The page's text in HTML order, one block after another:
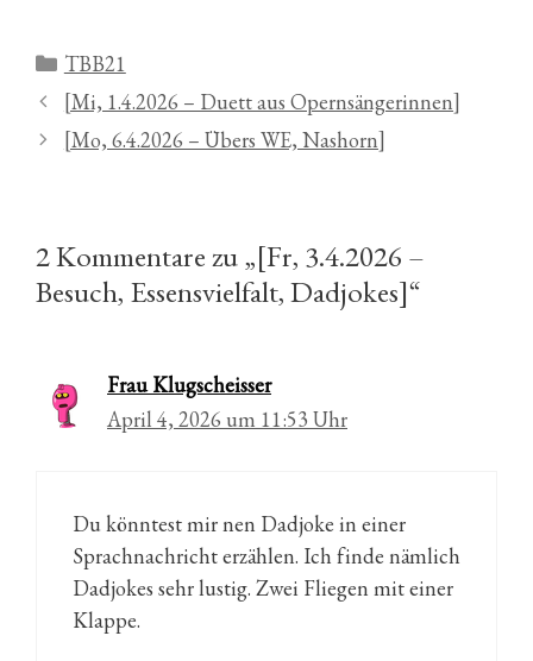
Kategorien
TBB21
[Mi, 1.4.2026 – Duett aus Opernsängerinnen]
[Mo, 6.4.2026 – Übers WE, Nashorn]
2 Kommentare zu „[Fr, 3.4.2026 –
Besuch, Essensvielfalt, Dadjokes]“
Frau Klugscheisser
April 4, 2026 um 11:53 Uhr
Du könntest mir nen Dadjoke in einer
Sprachnachricht erzählen. Ich finde nämlich
Dadjokes sehr lustig. Zwei Fliegen mit einer
Klappe.